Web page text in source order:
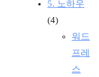
5. 노하우
(4)
워드
프레
스